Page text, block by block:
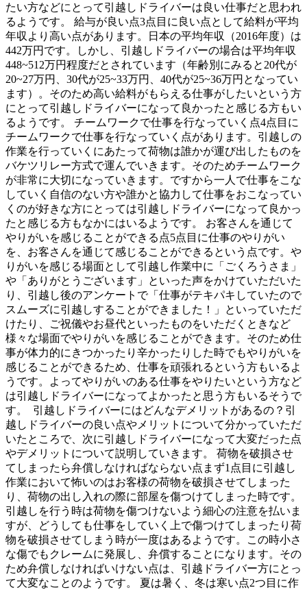
たい方などにとって引越しドライバーは良い仕事だと思われ
るようです。 給与が良い点3点目に良い点として給料が平均
年収より高い点があります。日本の平均年収（2016年度）は
442万円です。しかし、引越しドライバーの場合は平均年収
448~512万円程度だとされています（年齢別にみると20代が
20~27万円、30代が25~33万円、40代が25~36万円となってい
ます）。そのため高い給料がもらえる仕事がしたいという方
にとって引越しドライバーになって良かったと感じる方もい
るようです。 チームワークで仕事を行なっていく点4点目に
チームワークで仕事を行なっていく点があります。引越しの
作業を行っていくにあたって荷物は誰かが運び出したものを
バケツリレー方式で運んでいきます。そのためチームワーク
が非常に大切になっていきます。ですから一人で仕事をこな
していく自信のない方や誰かと協力して仕事をおこなってい
くのが好きな方にとっては引越しドライバーになって良かっ
たと感じる方もなかにはいるようです。 お客さんを通じて
やりがいを感じることができる点5点目に仕事のやりがい
を、お客さんを通じて感じることができるという点です。や
りがいを感じる場面として引越し作業中に「ごくろうさま」
や「ありがとうございます」といった声をかけていただいた
り、引越し後のアンケートで「仕事がテキパキしていたので
スムーズに引越しすることができました！」といっていただ
けたり、ご祝儀やお昼代といったものをいただくときなど
様々な場面でやりがいを感じることができます。そのため仕
事が体力的にきつかったり辛かったりした時でもやりがいを
感じることができるため、仕事を頑張れるという方もいるよ
うです。よってやりがいのある仕事をやりたいという方など
は引越しドライバーになってよかったと思う方もいるそうで
す。 引越しドライバーにはどんなデメリットがあるの？引
越しドライバーの良い点やメリットについて分かっていただ
いたところで、次に引越しドライバーになって大変だった点
やデメリットについて説明していきます。 荷物を破損させ
てしまったら弁償しなければならない点まず1点目に引越し
作業において怖いのはお客様の荷物を破損させてしまった
り、荷物の出し入れの際に部屋を傷つけてしまった時です。
引越しを行う時は荷物を傷つけないよう細心の注意を払いま
すが、どうしても仕事をしていく上で傷つけてしまったり荷
物を破損させてしまう時が一度はあるようです。この時小さ
な傷でもクレームに発展し、弁償することになります。その
ため弁償しなければいけない点は、引越ドライバー方にとっ
て大変なことのようです。 夏は暑く、冬は寒い点2つ目に作